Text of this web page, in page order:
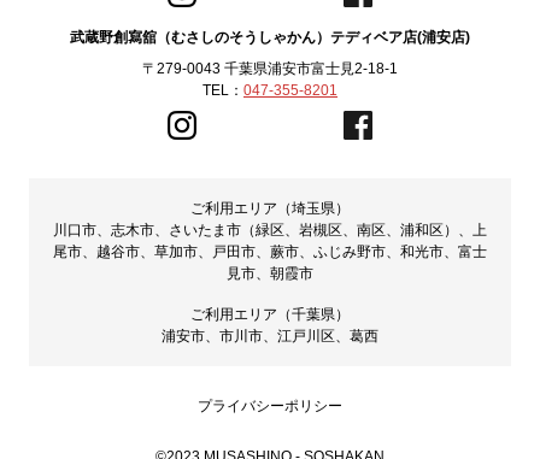
武蔵野創寫舘（むさしのそうしゃかん）テディベア店(浦安店)
〒279-0043 千葉県浦安市富士見2-18-1
TEL： 047-355-8201
ご利用エリア（埼玉県）
川口市、志木市、さいたま市（緑区、岩槻区、南区、浦和区）、上
尾市、越谷市、草加市、戸田市、蕨市、ふじみ野市、和光市、富士
見市、朝霞市
ご利用エリア（千葉県）
浦安市、市川市、江戸川区、葛西
プライバシーポリシー